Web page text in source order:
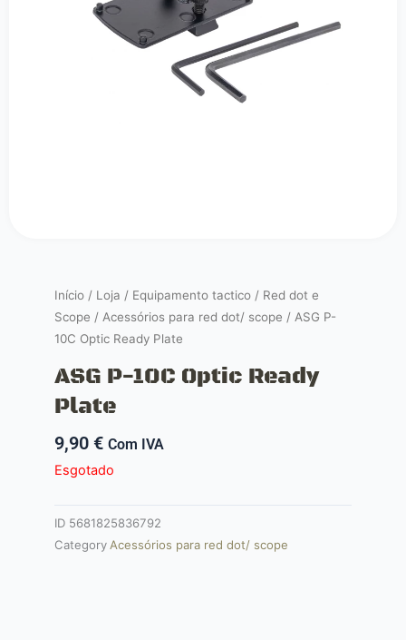
Início / Loja / Equipamento tactico / Red dot e
Scope / Acessórios para red dot/ scope / ASG P-
10C Optic Ready Plate
ASG P-10C Optic Ready
Plate
9,90 € Com IVA
Esgotado
ID 5681825836792
Category Acessórios para red dot/ scope